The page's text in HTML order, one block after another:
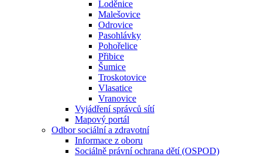
Loděnice
Malešovice
Odrovice
Pasohlávky
Pohořelice
Přibice
Šumice
Troskotovice
Vlasatice
Vranovice
Vyjádření správců sítí
Mapový portál
Odbor sociální a zdravotní
Informace z oboru
Sociálně právní ochrana dětí (OSPOD)